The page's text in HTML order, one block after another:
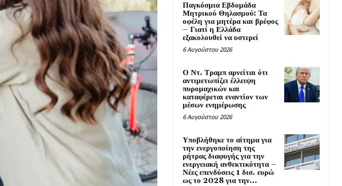
Παγκόσμια Εβδομάδα
Μητρικού Θηλασμού: Τα
οφέλη για μητέρα και βρέφος
– Γιατί η Ελλάδα
εξακολουθεί να υστερεί
6 Αυγούστου 2026
Ο Ντ. Τραμπ αρνείται ότι
αντιμετωπίζει έλλειψη
πυρομαχικών και
καταφέρεται εναντίον των
μέσων ενημέρωσης
6 Αυγούστου 2026
Υποβλήθηκε το αίτημα για
την ενεργοποίηση της
ρήτρας διαφυγής για την
ενεργειακή ανθεκτικότητα –
Νέες επενδύσεις 1 δισ. ευρώ
ως το 2028 για την...